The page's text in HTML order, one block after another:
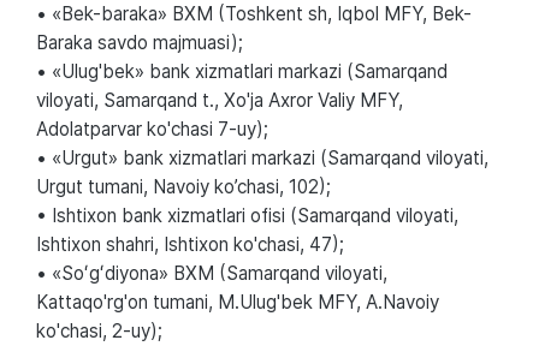
• «Bek-baraka» BXM (Toshkent sh, Iqbol MFY, Bek-
Baraka savdo majmuasi);
• «Ulug'bek» bank xizmatlari markazi (Samarqand
viloyati, Samarqand t., Xo'ja Axror Valiy MFY,
Adolatparvar ko'chasi 7-uy);
• «Urgut» bank xizmatlari markazi (Samarqand viloyati,
Urgut tumani, Navoiy ko’chasi, 102);
• Ishtixon bank xizmatlari ofisi (Samarqand viloyati,
Ishtixon shahri, Ishtixon ko'chasi, 47);
• «Soʻgʻdiyona» BXM (Samarqand viloyati,
Kattaqo'rg'on tumani, M.Ulug'bek MFY, A.Navoiy
ko'chasi, 2-uy);